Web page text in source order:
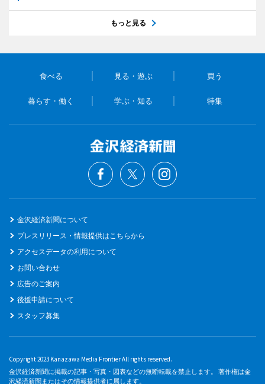
もっと見る
食べる 見る・遊ぶ 買う
暮らす・働く 学ぶ・知る 特集
金沢経済新聞について
プレスリリース・情報提供はこちらから
アクセスデータの利用について
お問い合わせ
広告のご案内
後援申請について
スタッフ募集
Copyright 2023 Kanazawa Media Frontier All rights reserved.
金沢経済新聞に掲載の記事・写真・図表などの無断転載を禁止します。 著作権は金
沢経済新聞またはその情報提供者に属します。